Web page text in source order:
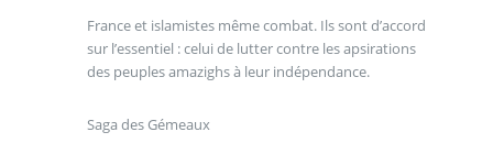
France et islamistes même combat. Ils sont d’accord
sur l’essentiel : celui de lutter contre les apsirations
des peuples amazighs à leur indépendance.
Saga des Gémeaux